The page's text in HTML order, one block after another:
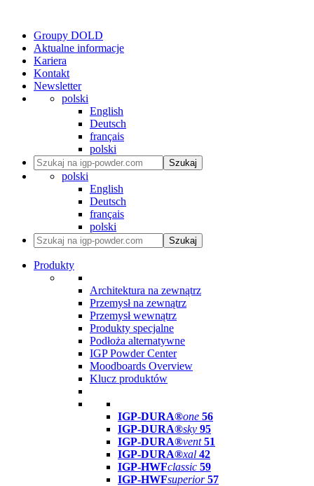
Groupy DOLD
Aktualne informacje
Kariera
Kontakt
Newsletter
polski
English
Deutsch
français
polski
Szukaj
polski
English
Deutsch
français
polski
Szukaj
Produkty
Architektura na zewnątrz
Przemysł na zewnątrz
Przemysł wewnątrz
Produkty specjalne
Podłoża alternatywne
IGP Powder Center
Moodboards Overview
Klucz produktów
IGP-DURA®one 56
IGP-DURA®sky 95
IGP-DURA®vent 51
IGP-DURA®xal 42
IGP-HWFclassic 59
IGP-HWFsuperior 57